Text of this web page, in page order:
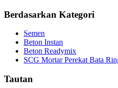
Berdasarkan Kategori
Semen
Beton Instan
Beton Readymix
SCG Mortar Perekat Bata
Tautan